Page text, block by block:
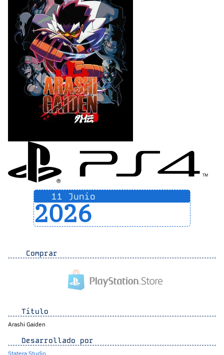
11 Junio
2026
Comprar
Título
Arashi Gaiden
Desarrollado por
Statera Studio